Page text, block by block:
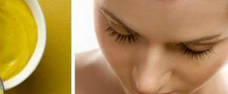
жирных
Эффективная маска